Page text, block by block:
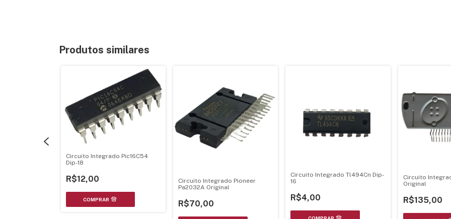
Produtos similares
Circuito Integrado Pic16C54
Dip-18
R$12,00
Circuito Integrado Pioneer
Pa2032A Original
R$70,00
Circuito Integrado Tl494Cn Dip-
16
R$4,00
Circuito
Original
R$135,00